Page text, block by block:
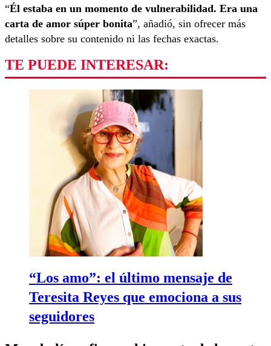
“Él estaba en un momento de vulnerabilidad. Era una
carta de amor súper bonita”, añadió, sin ofrecer más
detalles sobre su contenido ni las fechas exactas.
TE PUEDE INTERESAR:
“Los amo”: el último mensaje de
Teresita Reyes que emociona a sus
seguidores